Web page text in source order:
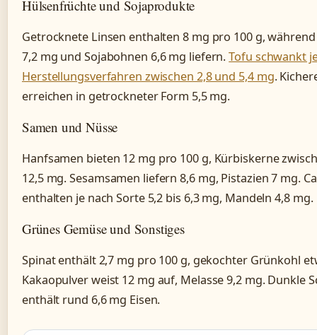
Hülsenfrüchte und Sojaprodukte
Getrocknete Linsen enthalten 8 mg pro 100 g,
7,2 mg und Sojabohnen 6,6 mg liefern.Tofu schwankt
Herstellungsverfahren zwischen 2,8 und 5,4 mg.
erreichen in getrockneter Form 5,5 mg.
Samen und Nüsse
Hanfsamen bieten 12 mg pro 100 g, Kürbiskerne
12,5 mg. Sesamsamen liefern 8,6 mg, Pistazien 7 mg.
enthalten je nach Sorte 5,2 bis 6,3 mg, Mandeln 4,8 mg.
Grünes Gemüse und Sonstiges
Spinat enthält 2,7 mg pro 100 g, gekochter Grünkohl
Kakaopulver weist 12 mg auf, Melasse 9,2 mg. Dunkle
enthält rund 6,6 mg Eisen.